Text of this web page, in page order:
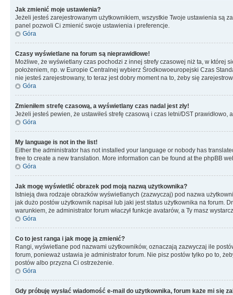
Jak zmienić moje ustawienia?
Jeżeli jesteś zarejestrowanym użytkownikiem, wszystkie Twoje ustawienia są
panel pozwoli Ci zmienić swoje ustawienia i preferencje.
Góra
Czasy wyświetlane na forum są nieprawidłowe!
Możliwe, że wyświetlany czas pochodzi z innej strefy czasowej niż ta, w której
położeniem, np. w Europie Centralnej wybierz Środkowoeuropejski Czas
nie jesteś zarejestrowany, to teraz jest dobry moment na to, żeby się
Góra
Zmieniłem strefę czasową, a wyświetlany czas nadal jest zły!
Jeżeli jesteś pewien, że ustawiłeś strefę czasową i czas letni/DST
Góra
My language is not in the list!
Either the administrator has not installed your language or nobody has
free to create a new translation. More information can be found at the phpBB
Góra
Jak mogę wyświetlić obrazek pod moją nazwą użytkownika?
Istnieją dwa rodzaje obrazków wyświetlanych (zazwyczaj) pod nazwa
jak dużo postów użytkownik napisał lub jaki jest status użytkownika na forum.
warunkiem, że administrator forum właczył funkcje avatarów, a Ty masz
Góra
Co to jest ranga i jak mogę ją zmienić?
Rangi, wyświetlane pod nazwami użytkowników, oznaczają zazwyczaj ile
forum, ponieważ ustawia je administrator forum. Nie pisz postów tylko po to,
postów albo przyzna Ci ostrzeżenie.
Góra
Gdy próbuję wysłać wiadomość e-mail do użytkownika, forum każe mi się